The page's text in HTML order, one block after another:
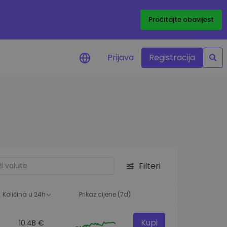
Pročitajte obavijest
Prijava Registracija
Filteri
Količina u 24h Prikaz cijene (7d)
10.4B € Kupi